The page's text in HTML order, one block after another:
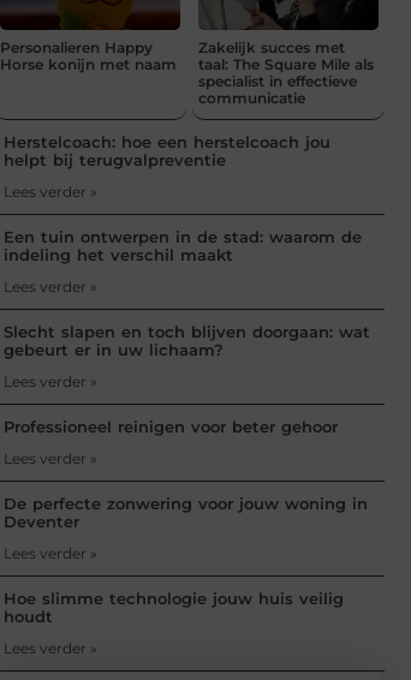
Personalieren Happy
Horse konijn met naam
Zakelijk succes met
taal: The Square Mile als
specialist in effectieve
communicatie
Herstelcoach: hoe een herstelcoach jou
helpt bij terugvalpreventie
Lees verder »
Een tuin ontwerpen in de stad: waarom de
indeling het verschil maakt
Lees verder »
Slecht slapen en toch blijven doorgaan: wat
gebeurt er in uw lichaam?
Lees verder »
Professioneel reinigen voor beter gehoor
Lees verder »
De perfecte zonwering voor jouw woning in
Deventer
Lees verder »
Hoe slimme technologie jouw huis veilig
houdt
Lees verder »